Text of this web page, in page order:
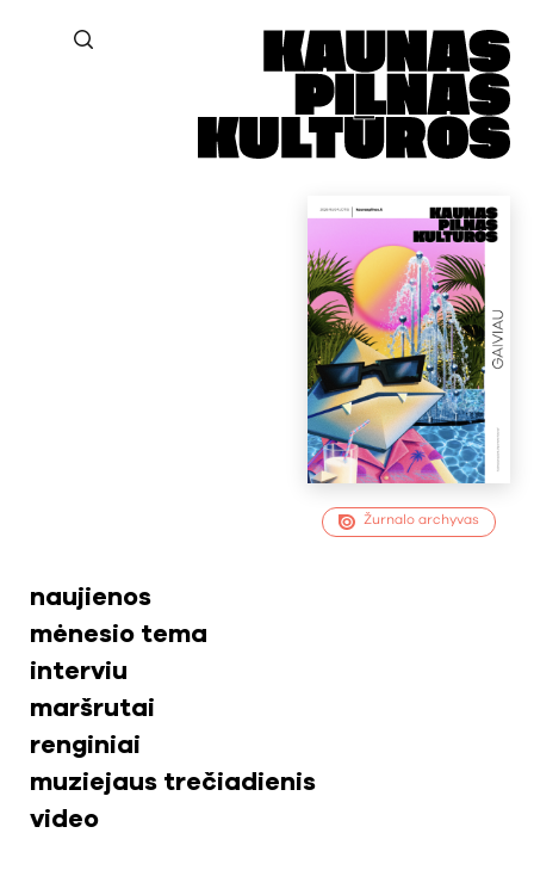
Žurnalo archyvas
naujienos
mėnesio tema
interviu
maršrutai
renginiai
muziejaus trečiadienis
video